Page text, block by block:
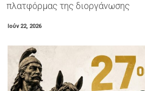
πλατφόρμας της διοργάνωσης
Ιούν 22, 2026